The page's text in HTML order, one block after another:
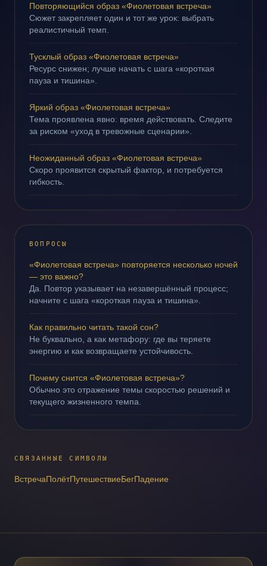
Повторяющийся образ «Фиолетовая встреча»
Сюжет закрепляет один и тот же урок: выбрать
реалистичный темп.
Тусклый образ «Фиолетовая встреча»
Ресурс снижен; лучше начать с шага «короткая
пауза и тишина».
Яркий образ «Фиолетовая встреча»
Тема проявлена явно: время действовать. Следите
за риском «уход в тревожные сценарии».
Неожиданный образ «Фиолетовая встреча»
Скоро проявится скрытый фактор, и потребуется
гибкость.
ВОПРОСЫ
«Фиолетовая встреча» повторяется несколько ночей
— это важно?
Да. Повтор указывает на незавершённый процесс;
начните с шага «короткая пауза и тишина».
Как правильно читать такой сон?
Не буквально, а как метафору: где вы теряете
энергию и как возвращаете устойчивость.
Почему снится «Фиолетовая встреча»?
Обычно это отражение темы скоростью решений и
текущего жизненного темпа.
СВЯЗАННЫЕ СИМВОЛЫ
ВстречаПолётПутешествиеБегПадение